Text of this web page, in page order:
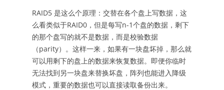
RAID5 是这么个原理：交替在各个盘上写数据，这
么看类似于RAID0，但是每写n-1个盘的数据，剩下
的那个盘写的就不是数据，而是校验数据
（parity）。这样一来，如果有一块盘坏掉，那么就
可以用剩下的盘上的数据来恢复数据。即便你临时
无法找到另一块盘来替换坏盘，阵列也能进入降级
模式，重要的数据也可以直接读取备份出来。